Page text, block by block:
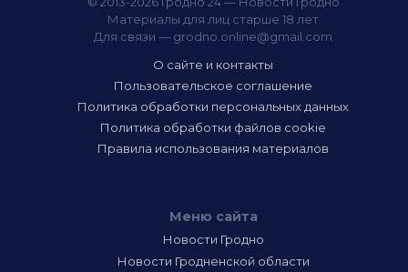
Материалы для лиц старше 18 лет
Для связи — grodno.online@gmail.com
О сайте и контакты
Пользовательское соглашение
Политика обработки персональных данных
Политика обработки файлов cookie
Правила использования материалов
Меню сайта
Новости Гродно
Новости Гродненской области